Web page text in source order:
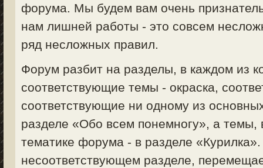
форума. Мы будем вам очень
нам лишней работы - это совсем
ряд несложных правил.
Форум разбит на разделы, в каждом из
соответствующие темы - окраска,
соответствующие ни одному из
разделе «Обо всем понемногу», а
тематике форума - в разделе
несоответствующем разделе,